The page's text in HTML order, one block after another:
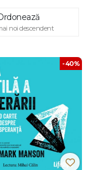
noi descendent
-40%